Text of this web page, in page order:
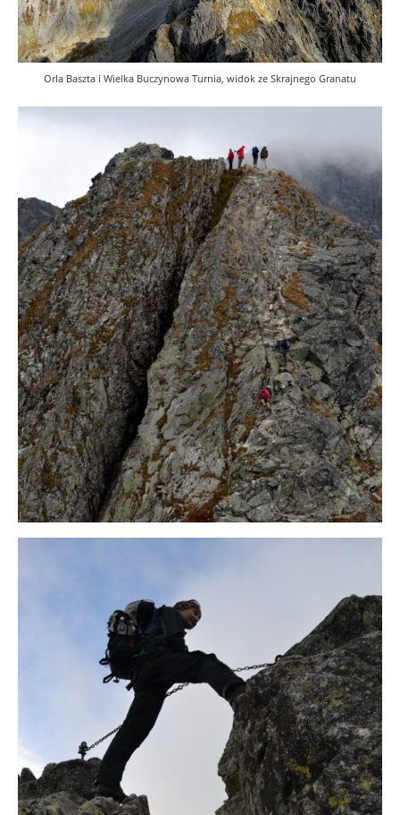
Orla Baszta i Wielka Buczynowa Turnia, widok ze Skrajnego Granatu